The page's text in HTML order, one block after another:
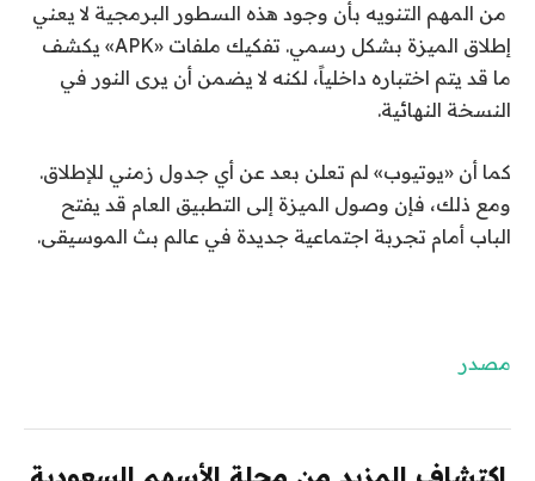
من المهم التنويه بأن وجود هذه السطور البرمجية لا يعني
إطلاق الميزة بشكل رسمي. تفكيك ملفات «APK» يكشف
ما قد يتم اختباره داخلياً، لكنه لا يضمن أن يرى النور في
النسخة النهائية.
كما أن «يوتيوب» لم تعلن بعد عن أي جدول زمني للإطلاق.
ومع ذلك، فإن وصول الميزة إلى التطبيق العام قد يفتح
الباب أمام تجربة اجتماعية جديدة في عالم بث الموسيقى.
مصدر